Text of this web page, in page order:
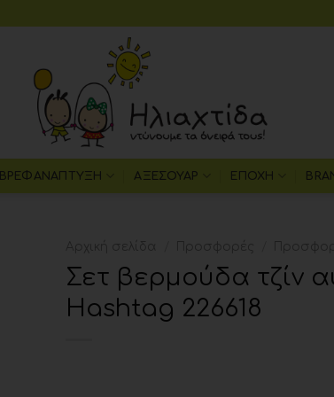
ΒΡΕΦΑΝΆΠΤΥΞΗ ΑΞΕΣΟΥΆΡ ΕΠΟΧΉ
Σετ βερμούδα τζίν
Hashtag 226618